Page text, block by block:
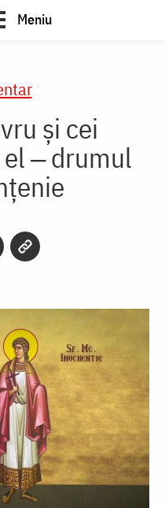
Meniu
și cei
‒ drumul